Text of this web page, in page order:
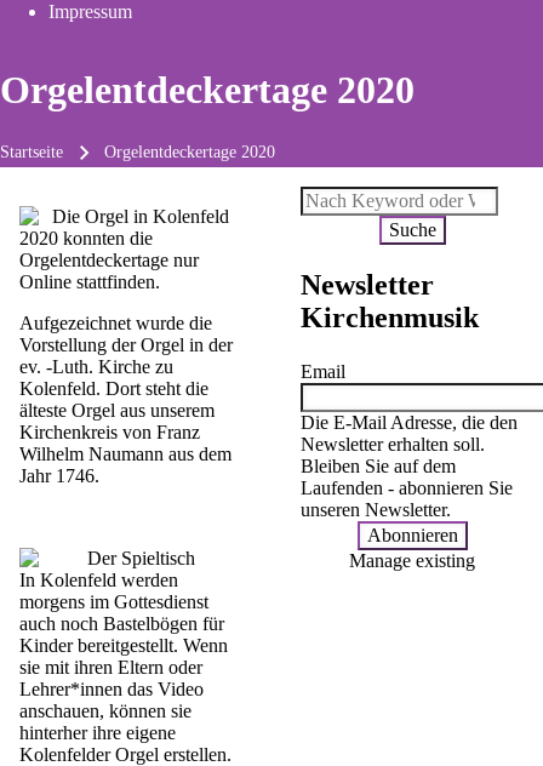
Impressum
Orgelentdeckertage 2020
Pfadnavigation
Startseite Orgelentdeckertage 2020
2020 konnten die
Orgelentdeckertage nur
Online stattfinden.
Aufgezeichnet wurde die
Vorstellung der Orgel in der
ev. -Luth. Kirche zu
Kolenfeld. Dort steht die
älteste Orgel aus unserem
Kirchenkreis von Franz
Wilhelm Naumann aus dem
Jahr 1746.
In Kolenfeld werden
morgens im Gottesdienst
auch noch Bastelbögen für
Kinder bereitgestellt. Wenn
sie mit ihren Eltern oder
Lehrer*innen das Video
anschauen, können sie
hinterher ihre eigene
Kolenfelder Orgel erstellen.
Suche
Newsletter
Kirchenmusik
Email
Die E-Mail Adresse, die den
Newsletter erhalten soll.
Bleiben Sie auf dem
Laufenden - abonnieren Sie
unseren Newsletter.
Manage existing